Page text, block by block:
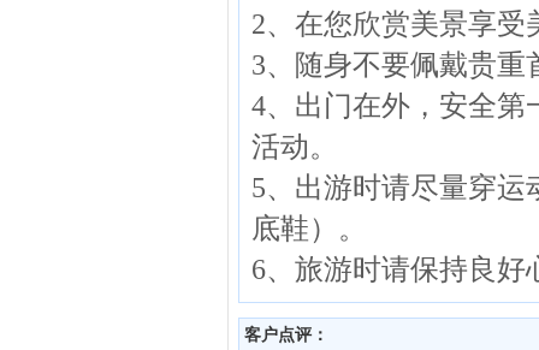
2、在您欣赏美景享
3、随身不要佩戴贵
4、出门在外，安全第
活动。
5、出游时请尽量穿
底鞋）。
6、旅游时请保持良
客户点评：